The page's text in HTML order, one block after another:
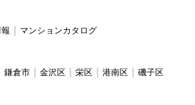
マンションカタログ
鎌倉市 金沢区 栄区 港南区 磯子区